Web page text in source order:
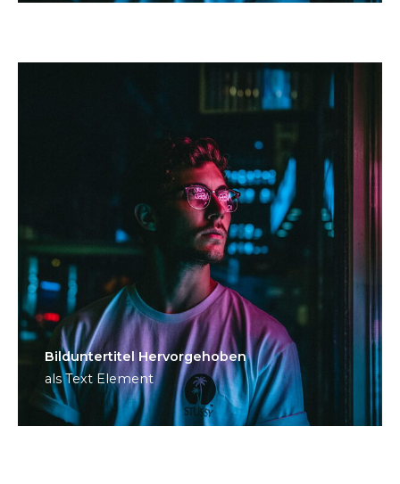
Bild­unter­titel Hervorgehoben
als Text Element